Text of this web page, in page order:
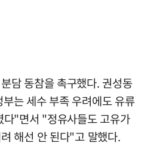
담 동참을 촉구했다. 권성동
는 세수 부족 우려에도 유류
다"면서 "정유사들도 고유가
해선 안 된다"고 말했다.